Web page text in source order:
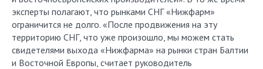
эксперты полагают, что рынками СНГ «Нижфарм»
ограничится не долго. «После продвижения на эту
территорию СНГ, что уже произошло, мы можем стать
свидетелями выхода «Нижфарма» на рынки стран Балтии
и Восточной Европы, считает руководитель